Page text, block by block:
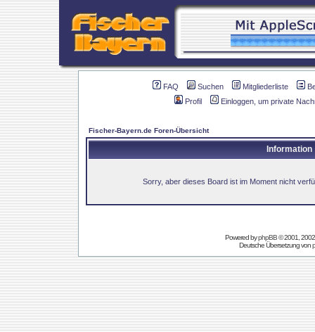
FAQ Suchen Mitgliederliste
Profil
Einloggen, um private
Fischer-Bayern.de Foren-Übersicht
Information
Sorry, aber dieses Board ist im Moment nicht
Powered byphpBB© 2001,
Deutsche Übersetzung von